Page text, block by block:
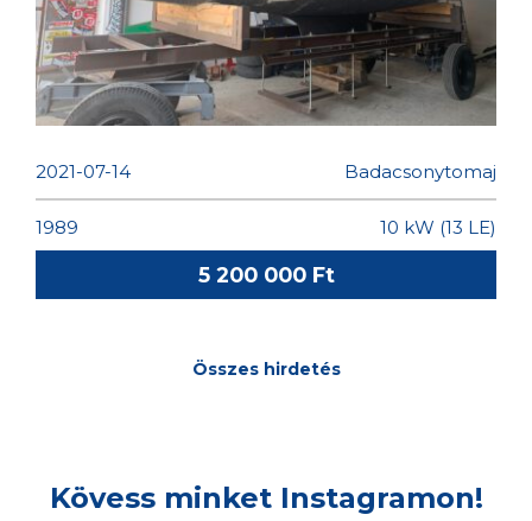
FEELING 286, 32 LÁBAS
VITORLÁS ELADÓ
2021-07-14 Badacsonytomaj
1989 10 kW (13 LE)
5 200 000 Ft
Összes hirdetés
Kövess minket Instagramon!